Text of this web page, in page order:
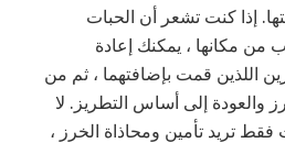
إذا كنت تشعر أن الحبات
من مكانها ، يمكنك إعادة
اللذين قمت بإضافتهما ، ثم من
والعودة إلى أساس التطريز. لا
تريد تأمين ومحاذاة الخرز ،